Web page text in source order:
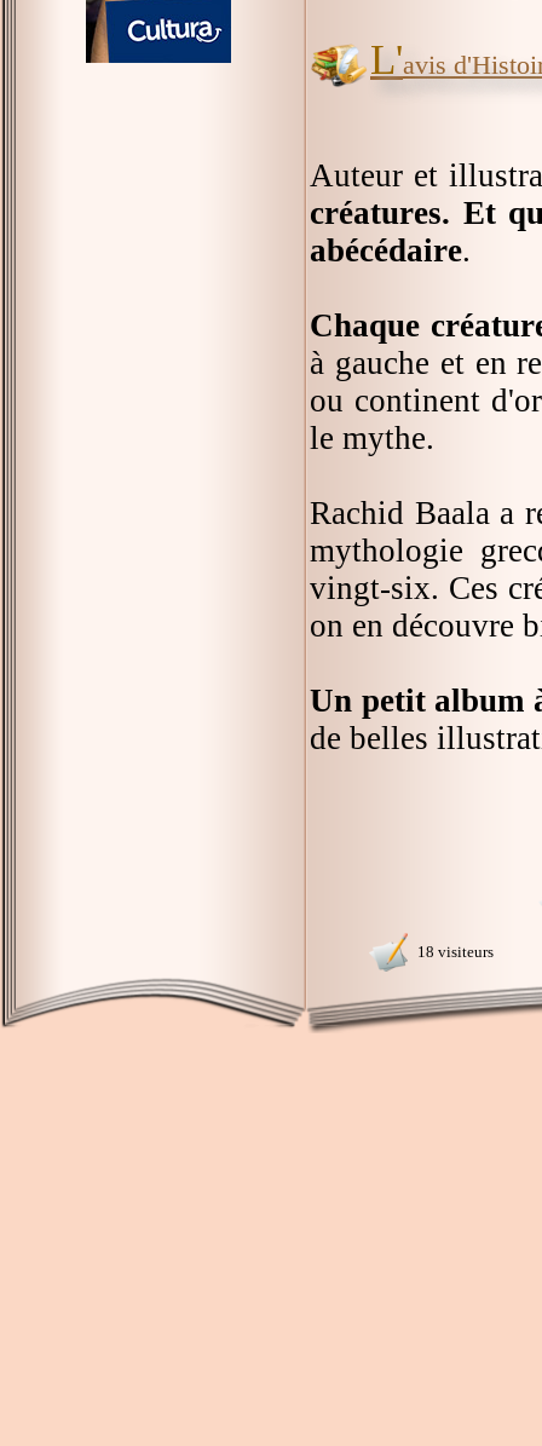
L'avis
Auteur et
créatures. Et
abécédaire.
Chaque
à gauche et en
ou continent
le mythe.
Rachid Baala a
mythologie
vingt-six. Ces
on en découvre
Un petit album
de belles
18 visiteurs